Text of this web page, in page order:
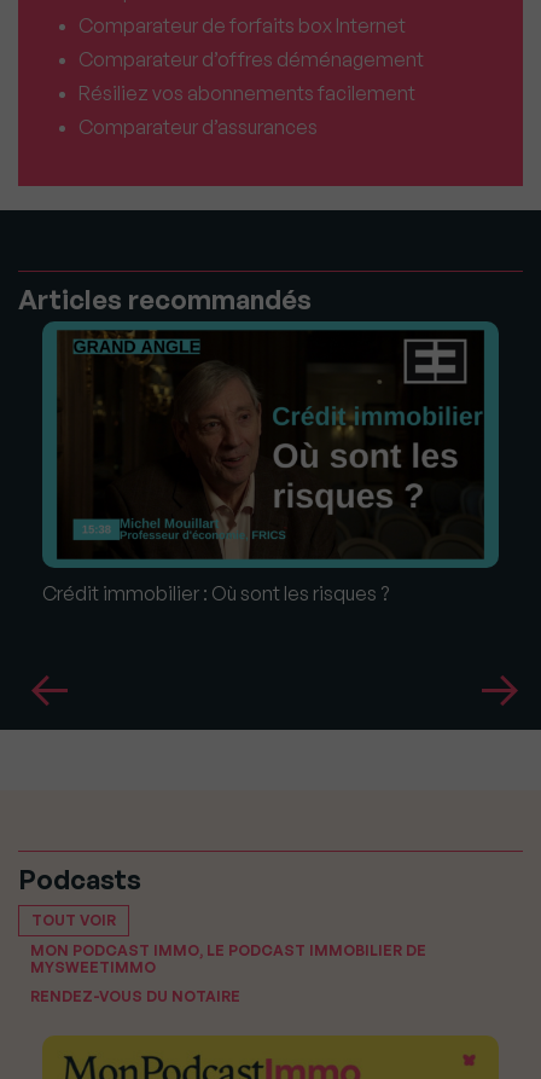
Comparateur de forfaits box Internet
Comparateur d’offres déménagement
Résiliez vos abonnements facilement
Comparateur d’assurances
Articles recommandés
Crédit immobilier : Où sont les risques ?
Podcasts
TOUT VOIR
MON PODCAST IMMO, LE PODCAST IMMOBILIER DE
MYSWEETIMMO
RENDEZ-VOUS DU NOTAIRE